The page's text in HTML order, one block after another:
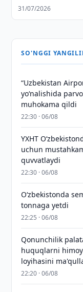
31/07/2026
SO'NGGI
“Uzbekistan
yo‘nalishida
muhokama qildi
22:30 · 06/08
YXHT
uchun
quvvatlaydi
22:30 · 06/08
O‘zbekistonda
tonnaga yetdi
22:25 · 06/08
Qonunchilik
huquqlarni
loyihasini
22:20 · 06/08